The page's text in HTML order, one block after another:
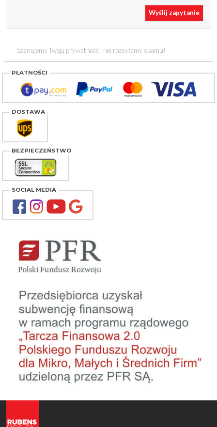
Wyślij zapytanie
Szanujemy Twoją prywatność i nie rozsyłamy spamu!
PŁATNOŚCI
DOSTAWA
BEZPIECZEŃSTWO
SOCIAL MEDIA